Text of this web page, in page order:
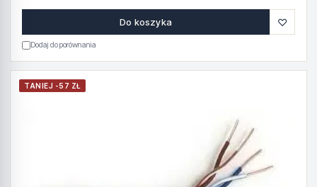
Do koszyka ♡
Dodaj do porównania
TANIEJ -57 ZŁ